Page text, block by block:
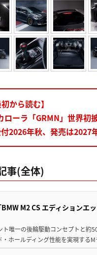
から読む】
ローラ「GRMN」世界
2026年秋、発売は2027
事(全体)
M2 CS エディションエ
ト唯一の後輪駆動コンセプトと約
・ホールディング性能を実現する